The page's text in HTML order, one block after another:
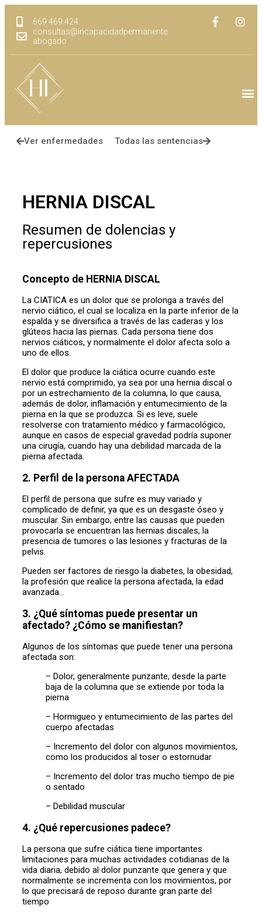
669 469 424
consultas@incapacidadpermanente.
abogado
Ver enfermedades Todas las sentencias
HERNIA DISCAL
Resumen de dolencias y
repercusiones
Concepto de HERNIA DISCAL
La CIATICA es un dolor que se prolonga a través del
nervio ciático, el cual se localiza en la parte inferior de la
espalda y se diversifica a través de las caderas y los
glúteos hacia las piernas. Cada persona tiene dos
nervios ciáticos, y normalmente el dolor afecta solo a
uno de ellos.
El dolor que produce la ciática ocurre cuando este
nervio está comprimido, ya sea por una hernia discal o
por un estrechamiento de la columna, lo que causa,
además de dolor, inflamación y entumecimiento de la
pierna en la que se produzca. Si es leve, suele
resolverse con tratamiento médico y farmacológico,
aunque en casos de especial gravedad podría suponer
una cirugía, cuando hay una debilidad marcada de la
pierna afectada.
2. Perfil de la persona AFECTADA
El perfil de persona que sufre es muy variado y
complicado de definir, ya que es un desgaste óseo y
muscular. Sin embargo, entre las causas que pueden
provocarla se encuentran las hernias discales, la
presencia de tumores o las lesiones y fracturas de la
pelvis.
Pueden ser factores de riesgo la diabetes, la obesidad,
la profesión que realice la persona afectada, la edad
avanzada…
3. ¿Qué síntomas puede presentar un
afectado? ¿Cómo se manifiestan?
Algunos de los síntomas que puede tener una persona
afectada son:
– Dolor, generalmente punzante, desde la parte
baja de la columna que se extiende por toda la
pierna
– Hormigueo y entumecimiento de las partes del
cuerpo afectadas
– Incremento del dolor con algunos movimientos,
como los producidos al toser o estornudar
– Incremento del dolor tras mucho tiempo de pie
o sentado
– Debilidad muscular
4. ¿Qué repercusiones padece?
La persona que sufre ciática tiene importantes
limitaciones para muchas actividades cotidianas de la
vida diaria, debido al dolor punzante que genera y que
normalmente se incrementa con los movimientos, por
lo que precisará de reposo durante gran parte del
tiempo